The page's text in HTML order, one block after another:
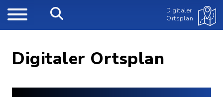
Digitaler
Ortsplan
Digitaler Ortsplan